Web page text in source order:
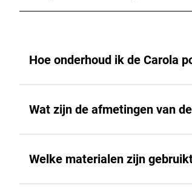
Hoe onderhoud ik de Carola
Wat zijn de afmetingen van
Welke materialen zijn